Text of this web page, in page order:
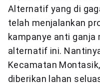
Alternatif yang di
telah menjalankan
kampanye anti ganja
alternatif ini.
Kecamatan
diberikan lahan